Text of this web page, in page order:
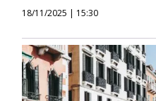
18/11/2025 | 15:30